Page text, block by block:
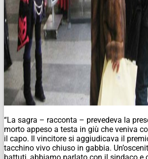
“La sagra – racconta – prevedeva la
morto appeso a testa in giù che veniva
il capo. Il vincitore si aggiudicava il
tacchino vivo chiuso in gabbia.
battuti, abbiamo parlato con il sindaco e